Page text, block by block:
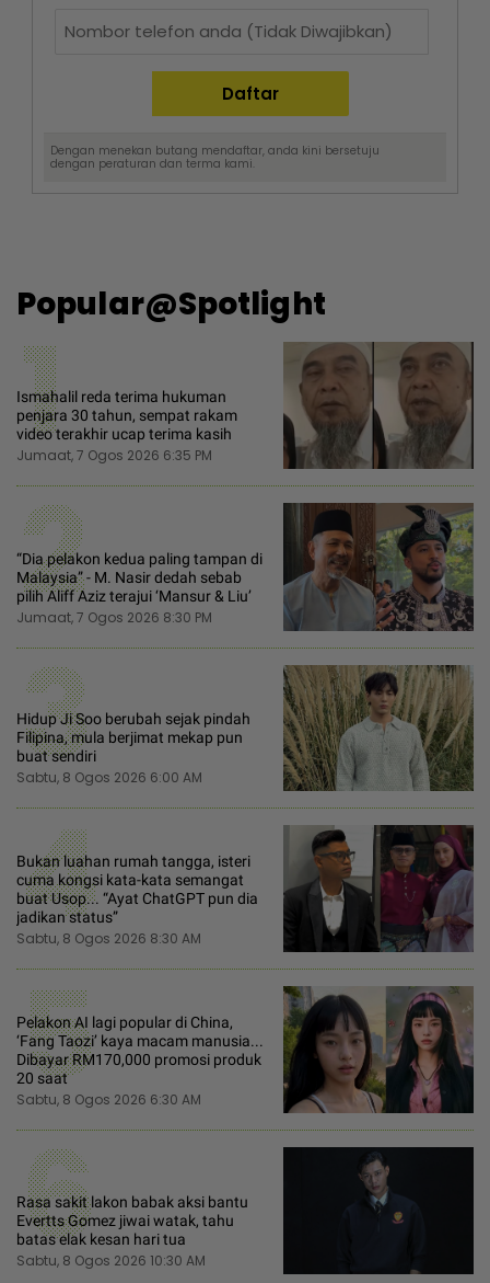
Dengan menekan butang mendaftar, anda kini bersetuju
dengan peraturan dan terma kami.
Popular@Spotlight
1
Ismahalil reda terima hukuman
penjara 30 tahun, sempat rakam
video terakhir ucap terima kasih
Jumaat, 7 Ogos 2026 6:35 PM
2
“Dia pelakon kedua paling tampan di
Malaysia” - M. Nasir dedah sebab
pilih Aliff Aziz terajui ‘Mansur & Liu’
Jumaat, 7 Ogos 2026 8:30 PM
3
Hidup Ji Soo berubah sejak pindah
Filipina, mula berjimat mekap pun
buat sendiri
Sabtu, 8 Ogos 2026 6:00 AM
4
Bukan luahan rumah tangga, isteri
cuma kongsi kata-kata semangat
buat Usop... “Ayat ChatGPT pun dia
jadikan status”
Sabtu, 8 Ogos 2026 8:30 AM
5
Pelakon AI lagi popular di China,
‘Fang Taozi’ kaya macam manusia...
Dibayar RM170,000 promosi produk
20 saat
Sabtu, 8 Ogos 2026 6:30 AM
6
Rasa sakit lakon babak aksi bantu
Evertts Gomez jiwai watak, tahu
batas elak kesan hari tua
Sabtu, 8 Ogos 2026 10:30 AM